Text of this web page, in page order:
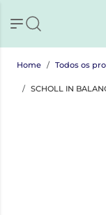
Home Todos os
SCHOLL IN